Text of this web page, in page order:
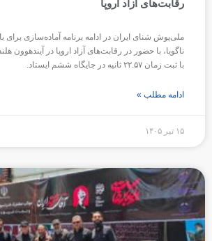
رقابت‌های آزاد اروپا
ملی‌پوش شنای ایران در ادامه برنامه آماده‌سازی برای
با ثبت زمان ۲۲.۵۷ ثانیه در جایگاه ششم ایستاد.
ادامه مطلب »
۱۵ تیر ۱۴۰۵